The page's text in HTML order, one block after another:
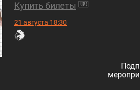
Купить билеты
21 августа 18:30